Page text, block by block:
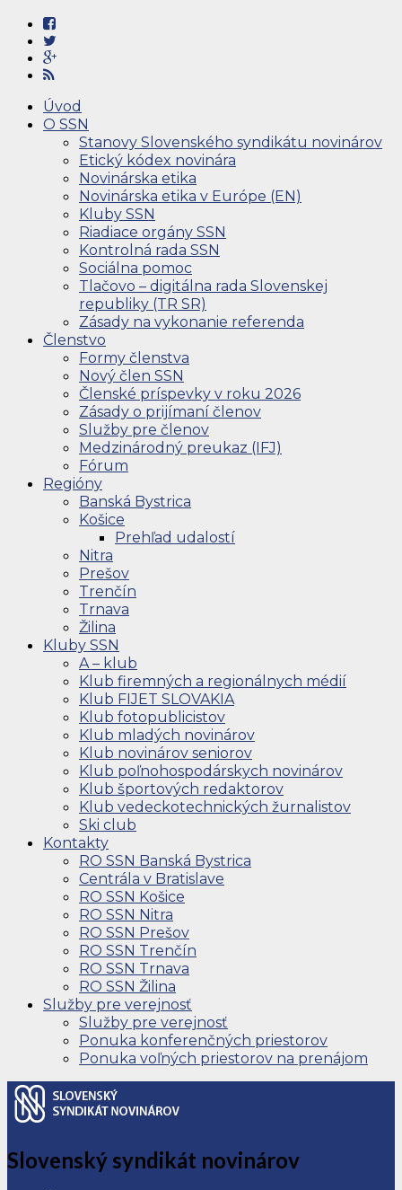
Úvod
O SSN
Stanovy Slovenského syndikátu novinárov
Etický kódex novinára
Novinárska etika
Novinárska etika v Európe (EN)
Kluby SSN
Riadiace orgány SSN
Kontrolná rada SSN
Sociálna pomoc
Tlačovo – digitálna rada Slovenskej
republiky (TR SR)
Zásady na vykonanie referenda
Členstvo
Formy členstva
Nový člen SSN
Členské príspevky v roku 2026
Zásady o prijímaní členov
Služby pre členov
Medzinárodný preukaz (IFJ)
Fórum
Regióny
Banská Bystrica
Košice
Prehľad udalostí
Nitra
Prešov
Trenčín
Trnava
Žilina
Kluby SSN
A – klub
Klub firemných a regionálnych médií
Klub FIJET SLOVAKIA
Klub fotopublicistov
Klub mladých novinárov
Klub novinárov seniorov
Klub poľnohospodárskych novinárov
Klub športových redaktorov
Klub vedeckotechnických žurnalistov
Ski club
Kontakty
RO SSN Banská Bystrica
Centrála v Bratislave
RO SSN Košice
RO SSN Nitra
RO SSN Prešov
RO SSN Trenčín
RO SSN Trnava
RO SSN Žilina
Služby pre verejnosť
Služby pre verejnosť
Ponuka konferenčných priestorov
Ponuka voľných priestorov na prenájom
Slovenský syndikát novinárov